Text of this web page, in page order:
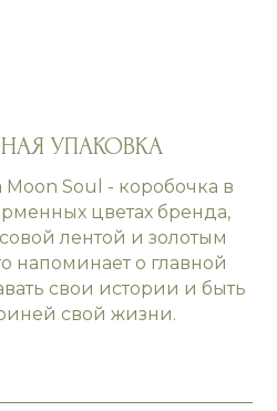
УПАКОВКА
Moon Soul - коробочка в
цветах бренда,
лентой и золотым
напоминает о главной
свои истории и быть
свой жизни.